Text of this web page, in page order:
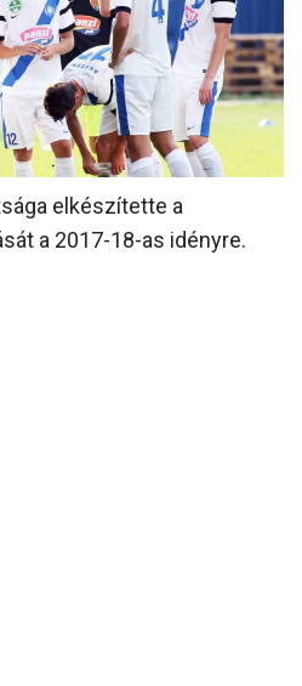
KLUB
ÉLMÉNYEK
elkészítette a
a 2017-18-as idényre.